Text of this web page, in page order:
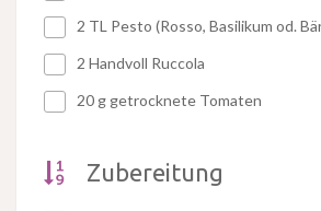
2 TL Pesto (Rosso, Basilikum od.
2 Handvoll Ruccola
20 g getrocknete Tomaten
Zubereitung